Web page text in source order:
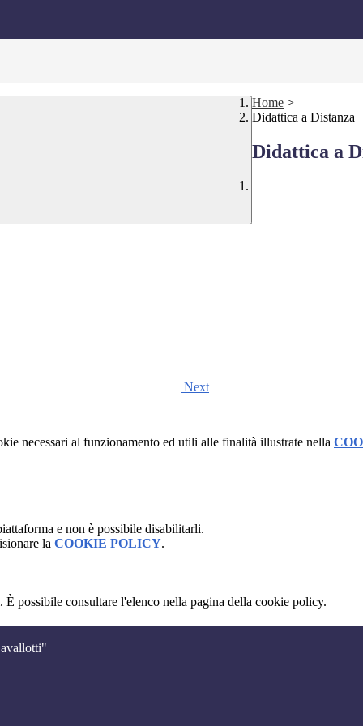
Home >
Didattica a Distanza
Didattica a
Next
necessari al funzionamento ed utili alle finalità illustrate nella
e non è possibile disabilitarli.
la COOKIE POLICY.
possibile consultare l'elenco nella pagina della cookie policy.